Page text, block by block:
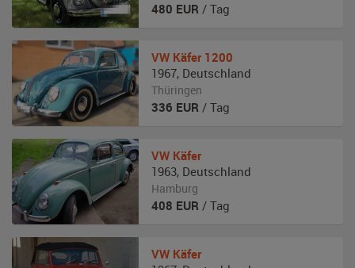
480 EUR / Tag
VW Käfer 1200
1967, Deutschland
Thüringen
336 EUR / Tag
VW Käfer
1963, Deutschland
Hamburg
408 EUR / Tag
VW Käfer